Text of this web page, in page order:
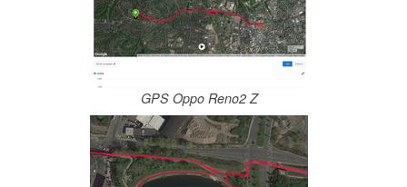
GPS Oppo Reno2 Z